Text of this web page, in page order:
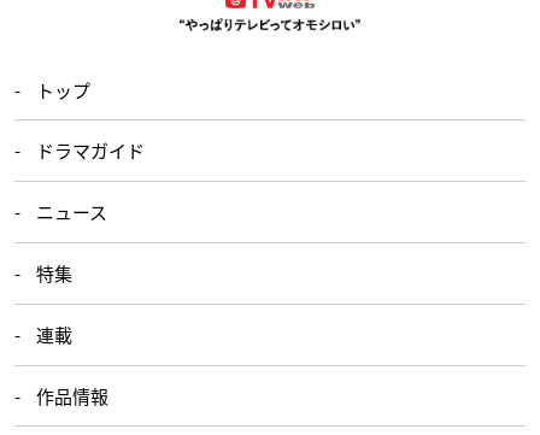
トップ
ドラマガイド
ニュース
特集
連載
作品情報